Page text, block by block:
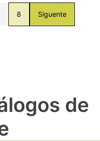
8 Siguente
de